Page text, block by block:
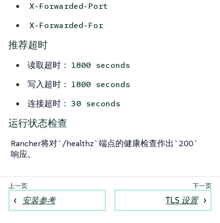
X-Forwarded-Port
X-Forwarded-For
推荐超时
读取超时： 1800 seconds
写入超时： 1800 seconds
连接超时： 30 seconds
运行状态检查
Rancher将对`/healthz`端点的健康检查作出`200`
响应。
安装参考 TLS 设置